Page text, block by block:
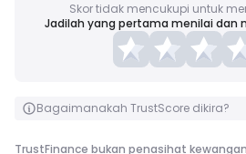
Skor tidak mencukupi untuk
Jadilah yang pertama menilai dan
Bagaimanakah TrustScore dikira?
TrustFinance bukan penasihat